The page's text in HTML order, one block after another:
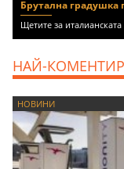
Брутална градушка
Щетите за
НАЙ-
НОВИНИ